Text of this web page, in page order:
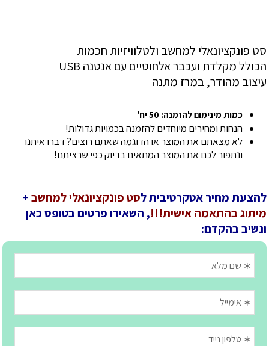
סט פונקציונאלי למחשב ולטלוויזיות חכמות
הכולל מקלדת ועכבר אלחוטיים עם אנטנה USB
עיצוב מהודר, במרז מתנה
כמות מינימום להזמנה: 50 יח'
הנחות ומחירים מיוחדים להזמנה בכמויות גדולות!
לא מצאתם את המוצר או הדוגמה שאתם רוצים? דברו איתנו
ונתפור לכם את המוצר המתאים בדיוק כפי שרציתם!
להצעת מחיר אטקרטיבית לסט פונקציונאלי למחשב+
מיתוג בהתאמה אישית!!!, השאירו פרטים בטופס כאן
ונשיב בהקדם: